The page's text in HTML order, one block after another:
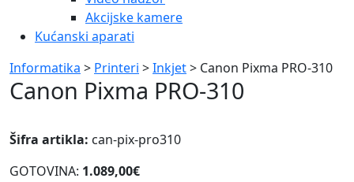
Akcijske kamere
Kućanski aparati
Informatika > Printeri >Inkjet> Canon Pixma PRO-310
Canon Pixma PRO-310
Šifra artikla: can-pix-pro310
GOTOVINA: 1.089,00€